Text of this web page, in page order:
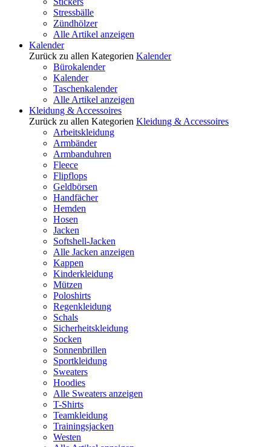
Stressbälle
Zündhölzer
Alle Artikel anzeigen
Kalender
Zurück zu allen Kategorien Kalender
Bürokalender
Kalender
Taschenkalender
Alle Artikel anzeigen
Kleidung & Accessoires
Zurück zu allen Kategorien Kleidung & Accessoires
Arbeitskleidung
Armbänder
Armbanduhren
Fleece
Flipflops
Geldbörsen
Handfächer
Hemden
Hosen
Jacken
Softshell-Jacken
Alle Jacken anzeigen
Kappen
Kinderkleidung
Mützen
Poloshirts
Regenkleidung
Schals
Sicherheitskleidung
Socken
Sonnenbrillen
Sportkleidung
Sweaters
Hoodies
Alle Sweaters anzeigen
T-Shirts
Teamkleidung
Trainingsjacken
Westen